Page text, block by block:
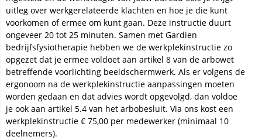
uitleg over werkgerelateerde klachten en hoe je die kunt
voorkomen of ermee om kunt gaan. Deze instructie duurt
ongeveer 20 tot 25 minuten. Samen met Gardien
bedrijfsfysiotherapie hebben we de werkplekinstructie zo
opgezet dat je ermee voldoet aan artikel 8 van de arbowet
betreffende voorlichting beeldschermwerk. Als er volgens de
ergonoom na de werkplekinstructie aanpassingen moeten
worden gedaan en dat advies wordt opgevolgd, dan voldoe
je ook aan artikel 5.4 van het arbobesluit. Via ons kost een
werkplekinstructie € 75,00 per medewerker (minimaal 10
deelnemers).